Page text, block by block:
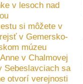
v lesoch nad
si môžete v
v Gemersko-
múzeu
v Chalmovej
Sebeslavciach sa
otvorí verejnosti